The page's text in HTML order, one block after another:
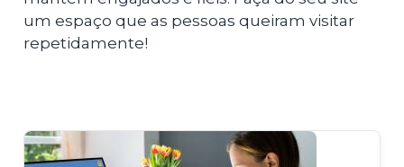
um espaço que as pessoas queiram visitar
repetidamente!